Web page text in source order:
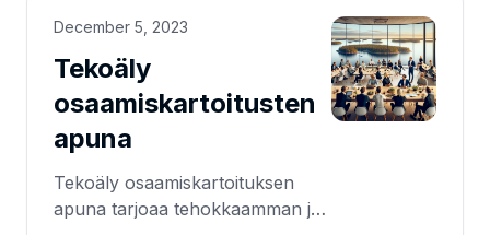
December 5, 2023
Tekoäly
osaamiskartoitusten
apuna
Tekoäly osaamiskartoituksen
apuna tarjoaa tehokkaamman ja